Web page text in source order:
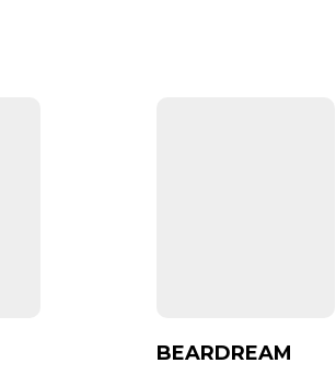
BEARDREAM